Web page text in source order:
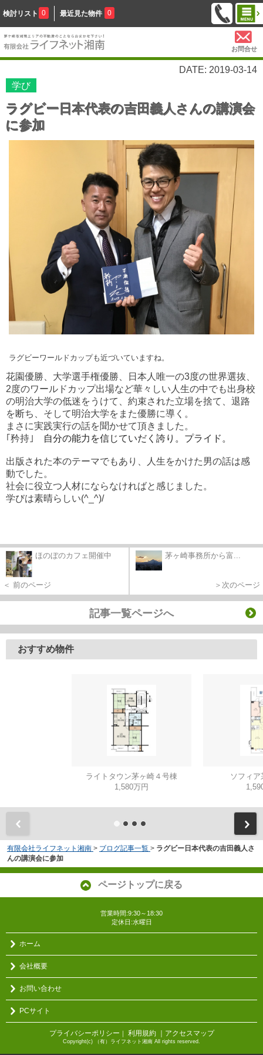
検討リスト 0 最近見た物件 0
お問合せ
DATE: 2019-03-14
学び
ラグビー日本代表の吉田義人さんの講演会
に参加
ラグビーワールドカップも近づいていますね。
花園優勝、大学選手権優勝、日本人唯一の3度の世界選抜、
2度のワールドカップ出場など華々しい人生の中でも出身校
の明治大学の低迷をうけて、約束された立場を捨て、退路
を断ち、そして明治大学をまた優勝に導く。
まさに実践実行の話を聞かせて頂きました。
｢矜持｣
自分の能力を信じていだく誇り。プライド。
出版された本のテーマでもあり、人生をかけた男の話は感
動でした。
社会に役立つ人材にならなければと感じました。
学びは素晴らしい(^_^)/
ほのぼのカフェ開催中
＜ 前のページ
茅ヶ崎事務所から富...
＞次のページ
記事一覧ページへ
おすすめ物件
ライトタウン茅ヶ崎４号棟
1,580万円
ソフィ
有限会社ライフネット湘南 > ブログ記事一覧 > ラグビー日本代表の吉田義人さ
んの講演会に参加
ページトップに戻る
営業時間:9:30～18:30
定休日:水曜日
ホーム
会社概要
お問い合わせ
PCサイト
プライバシーポリシー ｜ 利用規約 ｜アクセスマップ
Copyright(c) （有）ライフネット湘南 All rights reserved.